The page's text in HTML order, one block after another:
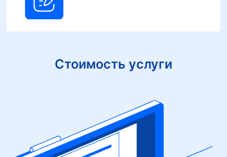
Стоимость услуги